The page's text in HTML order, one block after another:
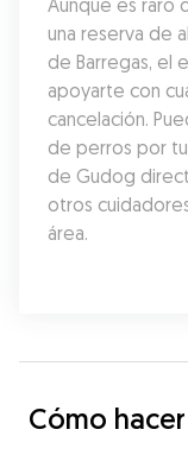
Aunque es raro
una reserva de
de Barregas, el
apoyarte con
cancelación.
de perros por
de Gudog
otros
área.
Cómo